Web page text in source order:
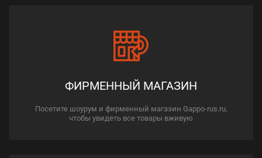
ФИРМЕННЫЙ МАГАЗИН
Посетите шоурум и фирменный магазин Gappo-rus.ru,
чтобы увидеть все товары вживую